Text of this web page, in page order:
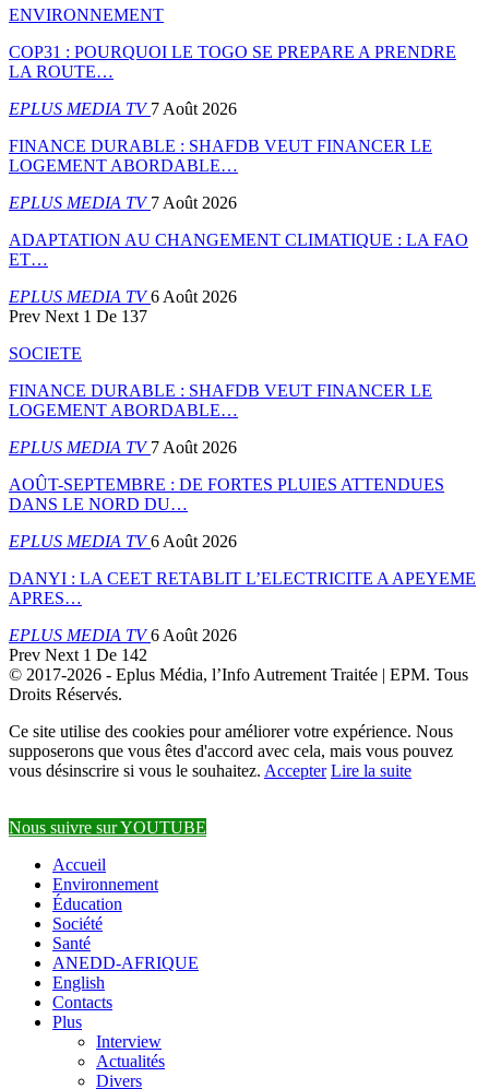
ENVIRONNEMENT
COP31 : POURQUOI LE TOGO SE PREPARE A PRENDRE
LA ROUTE…
EPLUS MEDIA TV7 Août 2026
FINANCE DURABLE : SHAFDB VEUT FINANCER LE
LOGEMENT ABORDABLE…
EPLUS MEDIA TV7 Août 2026
ADAPTATION AU CHANGEMENT CLIMATIQUE : LA FAO
ET…
EPLUS MEDIA TV6 Août 2026
Prev Next 1 De 137
SOCIETE
FINANCE DURABLE : SHAFDB VEUT FINANCER LE
LOGEMENT ABORDABLE…
EPLUS MEDIA TV7 Août 2026
AOÛT-SEPTEMBRE : DE FORTES PLUIES ATTENDUES
DANS LE NORD DU…
EPLUS MEDIA TV6 Août 2026
DANYI : LA CEET RETABLIT L’ELECTRICITE A APEYEME
APRES…
EPLUS MEDIA TV6 Août 2026
Prev Next 1 De 142
© 2017-2026 - Eplus Média, l’Info Autrement Traitée | EPM. Tous
Droits Réservés.
Ce site utilise des cookies pour améliorer votre expérience. Nous
supposerons que vous êtes d'accord avec cela, mais vous pouvez
vous désinscrire si vous le souhaitez. Accepter Lire la suite
Nous suivre sur YOUTUBE
Accueil
Environnement
Éducation
Société
Santé
ANEDD-AFRIQUE
English
Contacts
Plus
Interview
Actualités
Divers